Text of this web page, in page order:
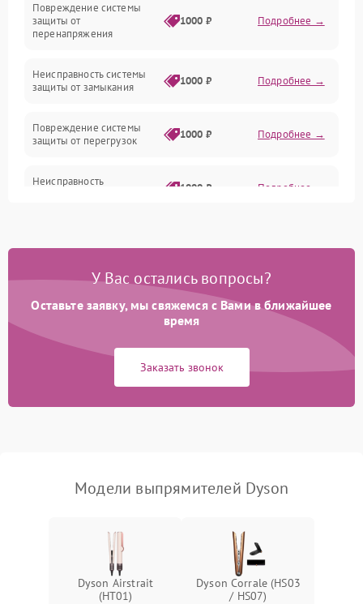
Повреждение системы
защиты от
перенапряжения
1000 ₽ Подробнее →
Неисправность системы
защиты от замыкания
1000 ₽ Подробнее →
Повреждение системы
защиты от перегрузок
1000 ₽ Подробнее →
Неисправность
1000 ₽ Подробнее →
включения/выключения
Неисправность регулятора
температуры
1000 ₽
Повреждение сетевого
500 ₽
автоматического
1000 ₽ Подробнее →
Поломка системы
ионизации (если есть)
У Вас остались вопросы?
Оставьте заявку, мы свяжемся с Вами в ближайшее
время
Заказать звонок
Модели выпрямителей Dyson
Dyson Airstrait
(HT01)
Dyson Corrale (HS03
/ HS07)